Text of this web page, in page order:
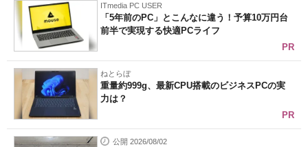
ITmedia PC USER
「5年前のPC」とこんなに違う！予算10万円台
前半で実現する快適PCライフ
PR
ねとらぼ
重量約999g、最新CPU搭載のビジネスPCの実
力は？
PR
公開 2026/08/02